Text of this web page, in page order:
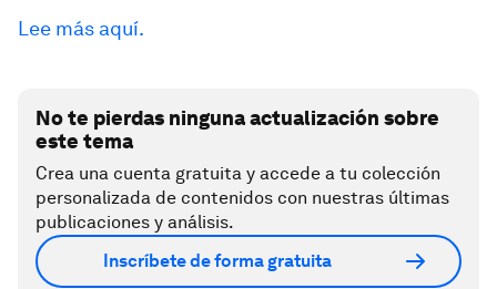
Lee más aquí.
No te pierdas ninguna actualización sobre
este tema
Crea una cuenta gratuita y accede a tu colección
personalizada de contenidos con nuestras últimas
publicaciones y análisis.
Inscríbete de forma gratuita